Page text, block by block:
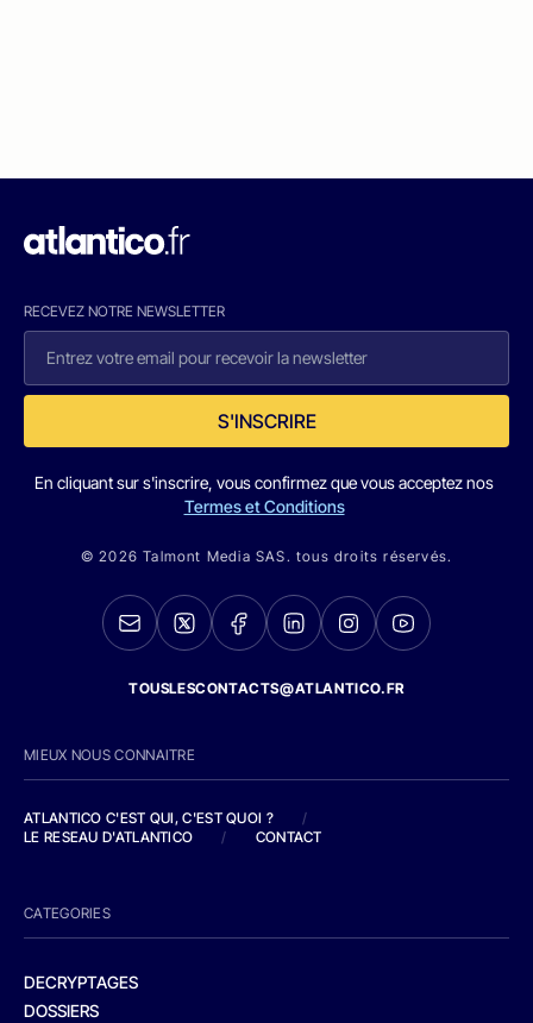
RECEVEZ NOTRE NEWSLETTER
S'INSCRIRE
En cliquant sur s'inscrire, vous confirmez que vous acceptez nos
Termes et Conditions
© 2026 Talmont Media SAS. tous droits réservés.
TOUSLESCONTACTS@ATLANTICO.FR
MIEUX NOUS CONNAITRE
ATLANTICO C'EST QUI, C'EST QUOI ?
/
LE RESEAU D'ATLANTICO
/ CONTACT
CATEGORIES
DECRYPTAGES
DOSSIERS